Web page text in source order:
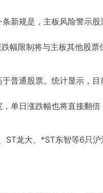
新规是，主板风险警示
幅限制将与主板其他股票
普通股票。统计显示，
单日涨跌幅也将直接翻倍
ST龙大、*ST东智等6只